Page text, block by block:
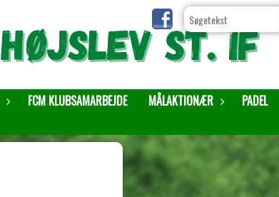
FCM KLUBSAMARBEJDE MÅLAKTIONÆR PADEL